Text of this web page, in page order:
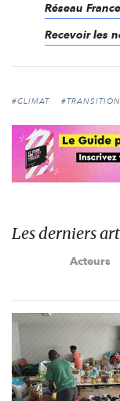
Réseau France
Recevoir les
#CLIMAT
Les derniers
Acteurs